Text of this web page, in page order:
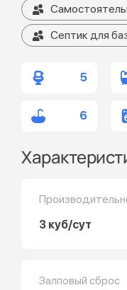
Септик для
5
6
3 куб/сут
Залповый сброс